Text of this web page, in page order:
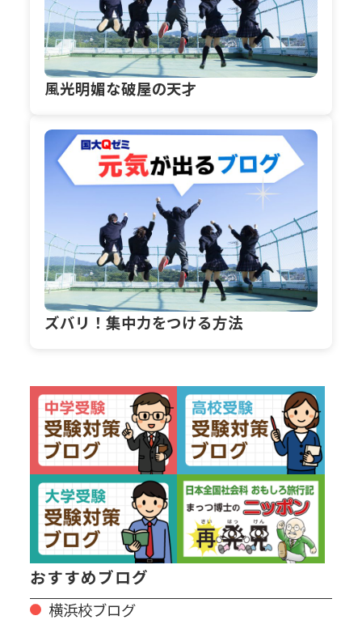
風光明媚な破屋の天才
ズバリ！集中力をつける方法
おすすめブログ
横浜校ブログ